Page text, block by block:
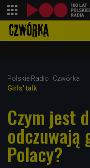
Polskie Radio
Czwórka
Girls' talk
Czym jest
odczuwają
Polacy?